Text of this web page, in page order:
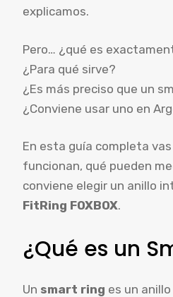
explicamos.
Pero… ¿qué es
¿Para qué sirve?
¿Es más preciso que un
¿Conviene usar uno en
En esta guía completa
funcionan, qué pueden
conviene elegir un anillo
FitRing FOXBOX.
¿Qué es un
Un smart ring es un